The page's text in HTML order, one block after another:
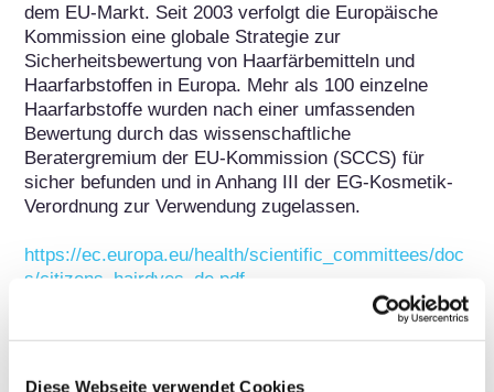
Diese Webseite verwendet Cookies
dem EU-Markt. Seit 2003 verfolgt die Europäische
Kommission eine globale Strategie zur
Sicherheitsbewertung von Haarfärbemitteln und
Haarfarbstoffen in Europa. Mehr als 100 einzelne
Haarfarbstoffe wurden nach einer umfassenden
Bewertung durch das wissenschaftliche
Beratergremium der EU-Kommission (SCCS) für
sicher befunden und in Anhang III der EG-Kosmetik-
Verordnung zur Verwendung zugelassen.
https://ec.europa.eu/health/scientific_committees/doc
s/citizens_hairdyes_de.pdf
Gehört zu folgenden Stoffgruppen
Haarfarbstoffe